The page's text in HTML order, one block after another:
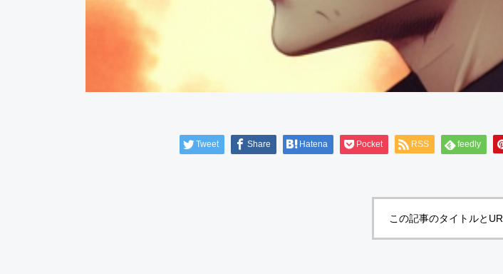
Tweet Share Hatena Pocket RSS feedly
この記事のタイトルと